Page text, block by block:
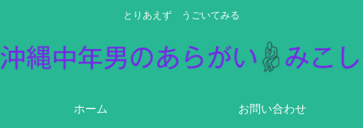
とりあえず うごいてみる
ホーム
お問い合わせ